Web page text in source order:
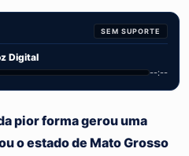
SEM SUPORTE
Digital
--:--
pior forma gerou uma
o estado de Mato Grosso